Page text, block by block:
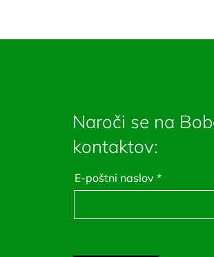
Naroči se na
kontaktov:
E-poštni naslov